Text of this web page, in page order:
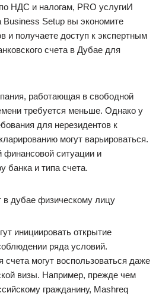
НДС и налогам, PRO услугиИ
Business Setup вы экономите
и получаете доступ к экспертным
счета в Дубае для
работающая в свободной
требуется меньше. Однако у
для нерезидентов к
могут варьироваться.
ситуации и
банка и типа счета.
инициировать открытие
ряда условий.
могут воспользоваться даже
визы. Например, прежде чем
гражданину, Mashreq